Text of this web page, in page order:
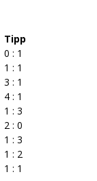
Tipp
0 : 1
1 : 1
3 : 1
4 : 1
1 : 3
2 : 0
1 : 3
1 : 2
1 : 1